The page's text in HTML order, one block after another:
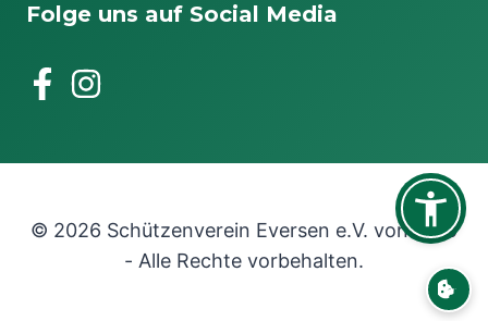
Folge uns auf Social Media
© 2026 Schützenverein Eversen e.V. von 1745
- Alle Rechte vorbehalten.